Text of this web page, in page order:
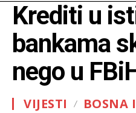
Krediti u
bankama
nego u
VIJESTI BOSNA